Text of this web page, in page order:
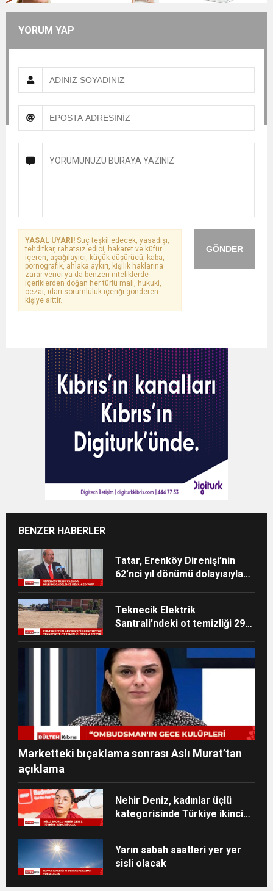
YORUM YAP
GÖNDER
YASAL UYARI! Suç teşkil edecek, yasadışı,
tehditkar, rahatsız edici, hakaret ve küfür
içeren, aşağılayıcı, küçük düşürücü, kaba,
pornografik, ahlaka aykırı, kişilik haklarına
zarar verici ya da benzeri niteliklerde
içeriklerden doğan her türlü mali, hukuki,
cezai, idari sorumluluk içeriği gönderen
kişiye aittir.
BENZER HABERLER
Tatar, Erenköy Direnişi’nin
62’nci yıl dönümü dolayısıyla
Teknecik Elektrik
Santrali’ndeki ot temizliği 29
ediyor
Marketteki bıçaklama sonrası Aslı Murat’tan
açıklama
Nehir Deniz, kadınlar üçlü
kategorisinde Türkiye ikincisi
Yarın sabah saatleri yer yer
sisli olacak